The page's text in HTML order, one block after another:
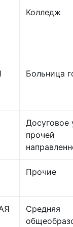
Колледж
Больница
Досуговое
прочей
Прочие
Средняя